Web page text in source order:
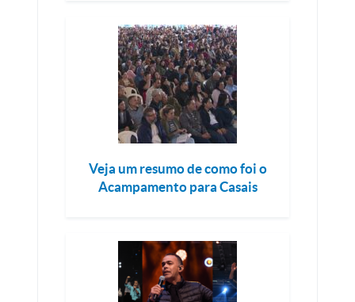
Veja um resumo de como foi o
Acampamento para Casais